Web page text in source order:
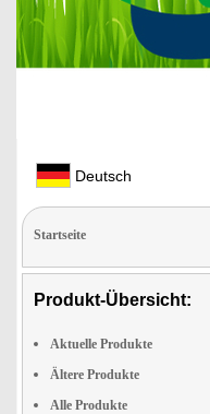
Deutsch
Startseite
Produkt-Übersicht:
Aktuelle Produkte
Ältere Produkte
Alle Produkte